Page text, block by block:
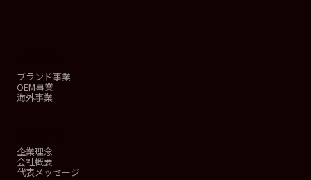
ブランド事業
OEM事業
海外事業
企業理念
会社概要
代表メッセージ